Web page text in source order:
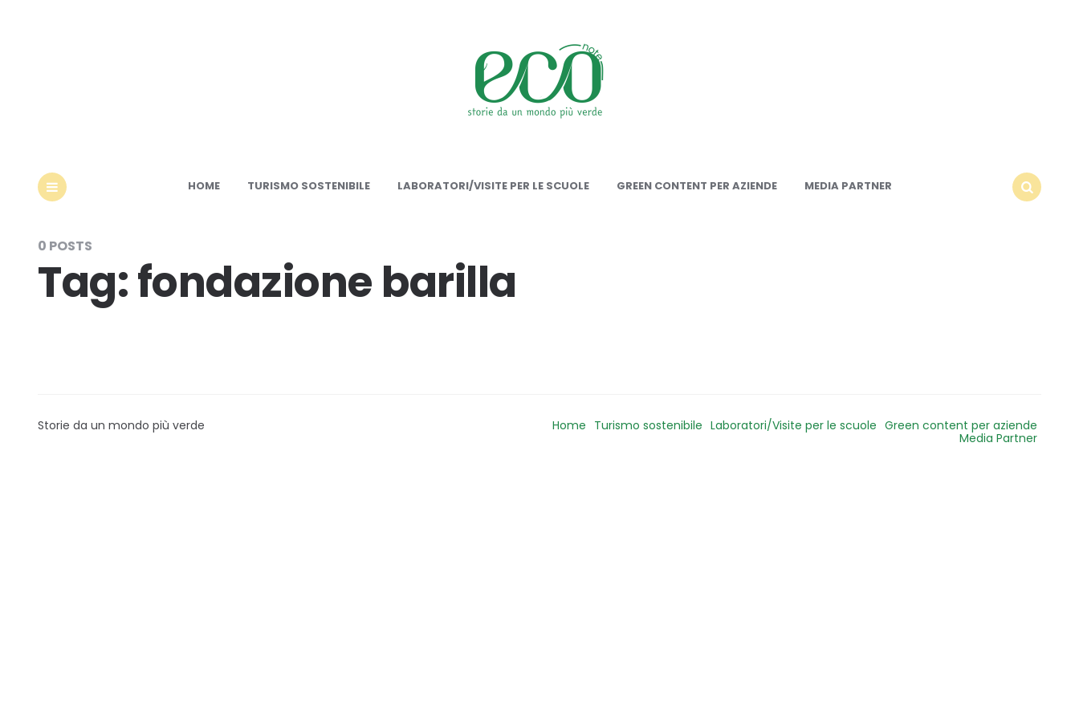
HOME TURISMO SOSTENIBILE LABORATORI/VISITE PER LE SCUOLE GREEN CONTENT PER AZIENDE
MEDIA PARTNER
0 POSTS
Tag:fondazione barilla
Storie da un mondo più verde Home Turismo sostenibile Laboratori/Visite per le scuole Green content per aziende
Media Partner